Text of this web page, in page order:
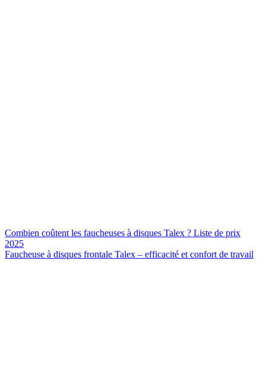
Combien coûtent les faucheuses à disques Talex ? Liste de prix
2025
Faucheuse à disques frontale Talex – efficacité et confort de travail